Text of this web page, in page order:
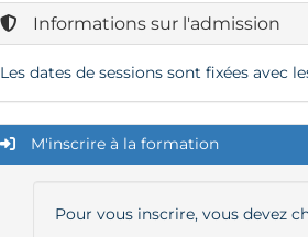
Informations sur l'admission
Les dates de sessions sont fixées avec
M'inscrire à la formation
Pour vous inscrire, vous devez